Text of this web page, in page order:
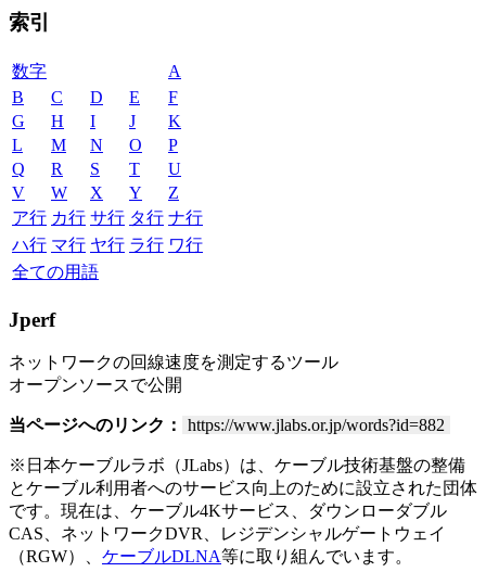
索引
数字
A
B
C D E
F
G
H I J
K
L
M N O
P
Q
R S T
U
V
W X Y
Z
ア行 カ行 サ行 タ行 ナ行
ハ行 マ行 ヤ行 ラ行 ワ行
全ての用語
Jperf
ネットワークの回線速度を測定するツール
オープンソースで公開
当ページへのリンク： https://www.jlabs.or.jp/words?id=882
※日本ケーブルラボ（JLabs）は、ケーブル技術基盤の整備
とケーブル利用者へのサービス向上のために設立された団体
です。現在は、ケーブル4Kサービス、ダウンローダブル
CAS、ネットワークDVR、レジデンシャルゲートウェイ
（RGW）、 ケーブルDLNA等に取り組んでいます。